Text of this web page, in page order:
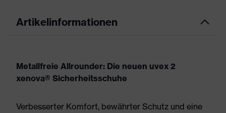
Artikelinformationen
Metallfreie Allrounder: Die neuen uvex 2
xenova® Sicherheitsschuhe
Verbesserter Komfort, bewährter Schutz und eine